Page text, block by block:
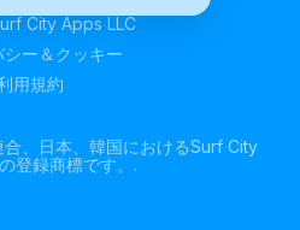
City Apps LLC
シー＆クッキー
用規約
、日本、韓国におけるSurf City
登録商標です。.